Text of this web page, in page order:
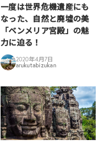
一度は世界危機遺産にも
なった、自然と廃墟の美
「ベンメリア宮殿」の魅
力に迫る！
2020年4月7日
arukutabizukan